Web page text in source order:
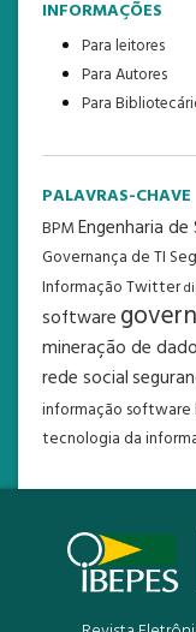
INFORMAÇÕES
Para leitores
Para Autores
Para
PALAVRAS-CHAVE
BPMEngenharia
Governança de TI
InformaçãoTwitter
software
mineração de
rede social
informação software
tecnologia da